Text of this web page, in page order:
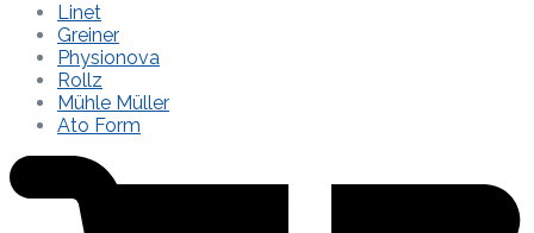
Linet
Greiner
Physionova
Rollz
Mühle Müller
Ato Form